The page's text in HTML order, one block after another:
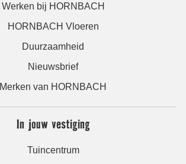
Werken bij HORNBACH
HORNBACH Vloeren
Duurzaamheid
Nieuwsbrief
Merken van HORNBACH
In jouw vestiging
Tuincentrum